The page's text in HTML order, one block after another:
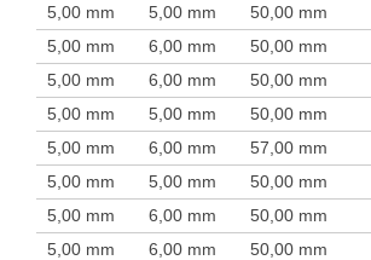
5,00 mm
5,00 mm 50,00 mm
5,00 mm
6,00 mm 50,00 mm
5,00 mm
6,00 mm 50,00 mm
5,00 mm
5,00 mm 50,00 mm
5,00 mm
6,00 mm 57,00 mm
5,00 mm
5,00 mm 50,00 mm
5,00 mm
6,00 mm 50,00 mm
5,00 mm
6,00 mm 50,00 mm